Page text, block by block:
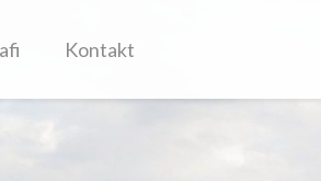
Kontakt